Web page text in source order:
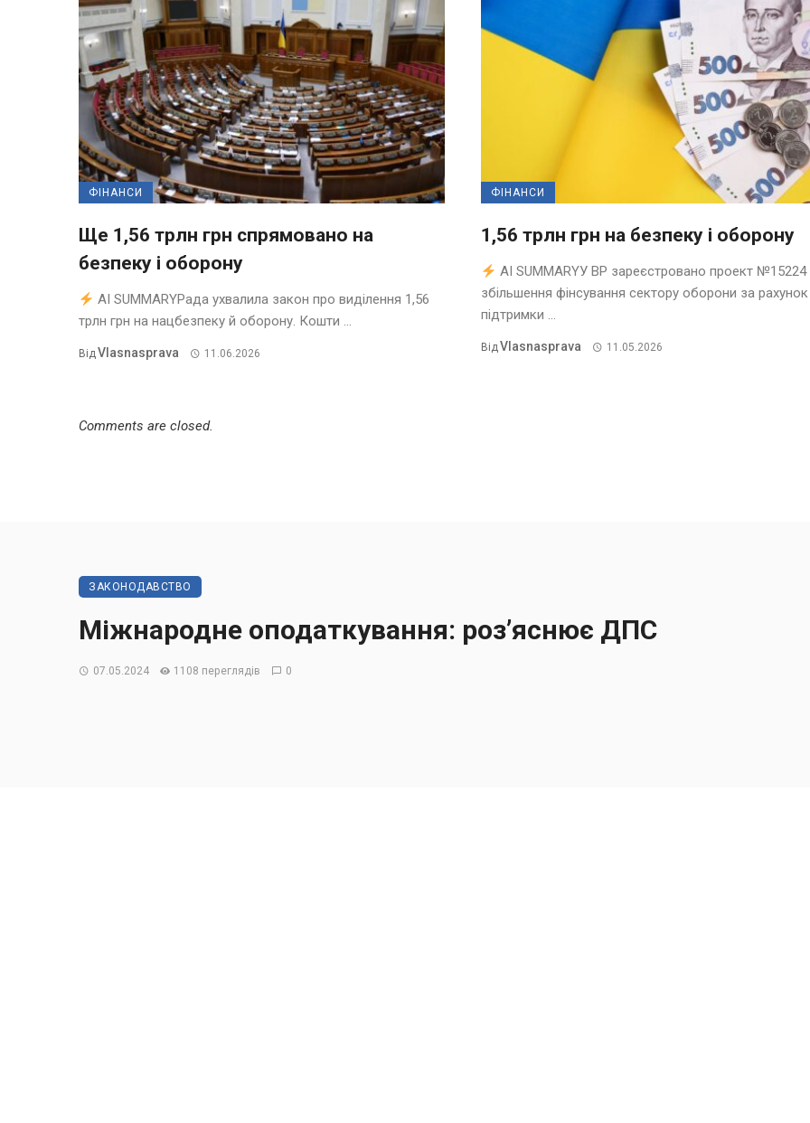
ФІНАНСИ
Ще 1,56 трлн грн спрямовано на
безпеку і оборону
AI SUMMARYРада ухвалила закон про виділення 1,56
трлн грн на нацбезпеку й оборону. Кошти ...
ВідVlasnasprava 11.06.2026
ФІНАНСИ
1,56 трлн грн на безпеку і оборону
AI SUMMARYУ ВР зареєстровано проект
збільшення фінсування сектору оборони за рахунок
підтримки ...
ВідVlasnasprava 11.05.2026
Comments are closed.
ЗАКОНОДАВСТВО
Міжнародне оподаткування: роз’яснює ДПС
07.05.2024 1108 переглядів 0